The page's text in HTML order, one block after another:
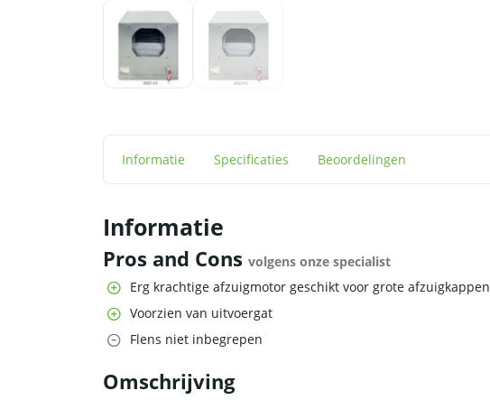
Informatie Specificaties Beoordelingen
Informatie
Pros and Cons volgens onze specialist
Erg krachtige afzuigmotor geschikt voor grote afzuigkappen
Voorzien van uitvoergat
Flens niet inbegrepen
Omschrijving